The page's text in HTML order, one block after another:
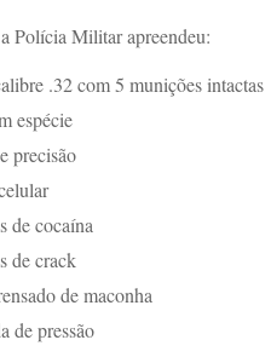
Polícia Militar apreendeu:
.32 com 5 munições intactas
espécie
precisão
de cocaína
de crack
de maconha
de pressão